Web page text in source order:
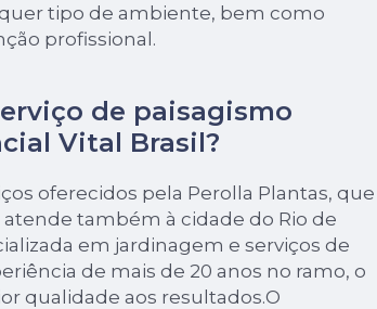
tipo de ambiente, bem como
profissional.
de paisagismo
Vital Brasil?
oferecidos pela Perolla Plantas, que
também à cidade do Rio de
em jardinagem e serviços de
de mais de 20 anos no ramo, o
qualidade aos resultados.O